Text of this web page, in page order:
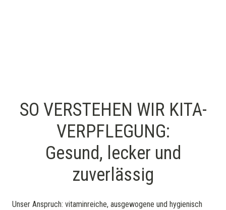
SO VERSTEHEN WIR KITA-
VERPFLEGUNG:
Gesund, lecker und
zuverlässig
Unser Anspruch: vitaminreiche, ausgewogene und hygienisch